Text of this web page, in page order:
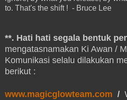
to. That's the shift ! - Bruce Lee
**. Hati hati segala bentuk
mengatasnamakan Ki Awan /
Komunikasi selalu dilakukan
berikut :
www.magicglowteam.com /